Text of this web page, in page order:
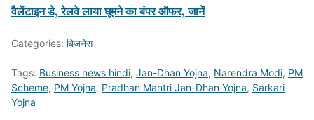
वैलेंटाइन डे, रेलवे लाया घूमने का बंपर ऑफर, जानें
Categories: बिजनेस
Tags: Business news hindi, Jan-Dhan Yojna, Narendra Modi, PM
Scheme, PM Yojna, Pradhan Mantri Jan-Dhan Yojna, Sarkari
Yojna